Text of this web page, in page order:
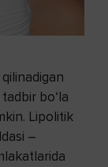
bo‘la
Lipolitik
–